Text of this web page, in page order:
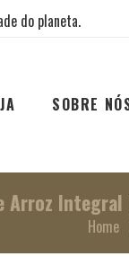
do planeta.
SOBRE
Arroz
Home